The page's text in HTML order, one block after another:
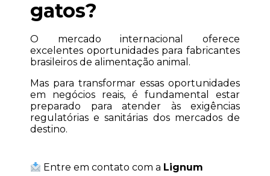
gatos?
O mercado internacional oferece
excelentes oportunidades para fabricantes
brasileiros de alimentação animal.
Mas para transformar essas oportunidades
em negócios reais, é fundamental estar
preparado para atender às exigências
regulatórias e sanitárias dos mercados de
destino.
Entre em contato com a Lignum